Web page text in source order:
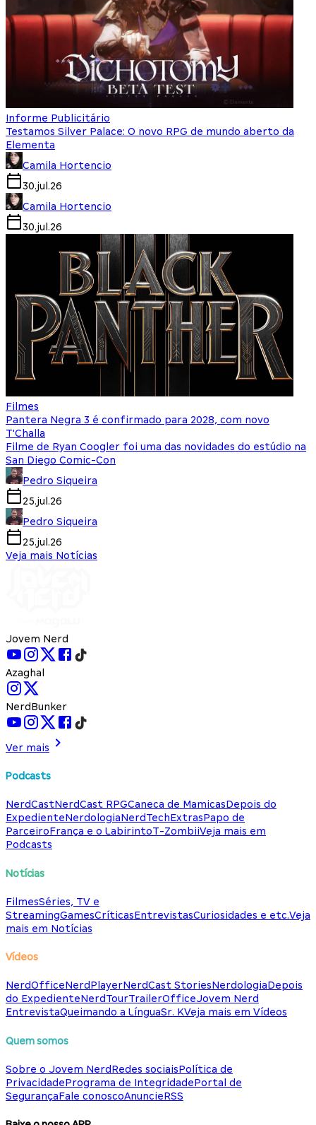
Informe Publicitário
Testamos Silver Palace: O novo RPG de mundo aberto da
Elementa
Camila Hortencio
30.jul.26
Camila Hortencio
30.jul.26
Filmes
Pantera Negra 3 é confirmado para 2028, com novo
T'Challa
Filme de Ryan Coogler foi uma das novidades do estúdio na
San Diego Comic-Con
Pedro Siqueira
25.jul.26
Pedro Siqueira
25.jul.26
Veja mais Notícias
Jovem Nerd
Azaghal
NerdBunker
Ver mais
Podcasts
NerdCastNerdCast RPGCaneca de MamicasDepois do
ExpedienteNerdologiaNerdTechExtrasPapo de
ParceiroFrança e o LabirintoT-ZombiiVeja mais em
Podcasts
Notícias
FilmesSéries, TV e
StreamingGamesCríticasEntrevistasCuriosidades e etc.Veja
mais em Notícias
Vídeos
NerdOfficeNerdPlayerNerdCast StoriesNerdologiaDepois
do ExpedienteNerdTourTrailerOfficeJovem Nerd
EntrevistaQueimando a LínguaSr. KVeja mais em Vídeos
Quem somos
Sobre o Jovem NerdRedes sociaisPolítica de
PrivacidadePrograma de IntegridadePortal de
SegurançaFale conoscoAnuncieRSS